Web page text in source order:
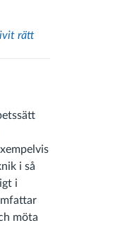
rätt
i så
i
möta